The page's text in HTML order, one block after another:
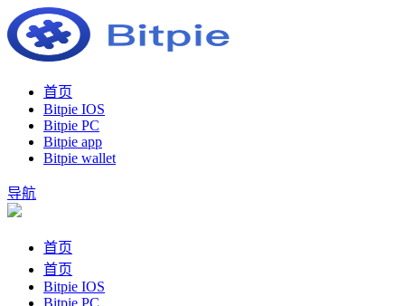
首页
Bitpie IOS
Bitpie PC
Bitpie app
Bitpie wallet
导航
首页
首页
Bitpie IOS
Bitpie PC